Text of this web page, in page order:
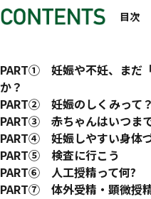
目次
はじめに
PART① 妊娠や不妊、まだ
か？
★妊娠理解度セルフチェック
Q: 若ければ「不妊」は関係
Q: なかなか妊娠しないのは、
Q: 赤ちゃんができないのは女
PART② 妊娠のしくみって？
Q: 卵子と精子が出合えば、必
Q: 最も妊娠しやすいタイミン
Q:「妊娠しやすい日」はどう
確実に狙いたい!
Q: 精子と卵子の相性がある
PART③ 赤ちゃんはいつま
Q: 赤ちゃんはいつまでできる
Q: なぜ年をとるほど妊娠しに
Q: ピルを飲んでいれば妊娠で
Q: 年をとると、妊娠するた
PART④ 妊娠しやすい身体
★妊娠しやすさセルフチェック
《女性編解説》
《男性編解説》
PART⑤ 検査に行こう
Q:「ブライダルチェック」や
れる?
PART⑥ 人工授精って何?
Q: タイミング法で妊娠しな
PART⑦ 体外受精・顕微授